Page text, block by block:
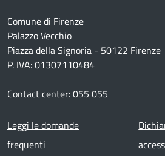
Comune di Firenze
Palazzo Vecchio
Piazza della Signoria - 50122 Firenze
P. IVA: 01307110484
Contact center: 055 055
Footer menu
Leggi le domande
frequenti